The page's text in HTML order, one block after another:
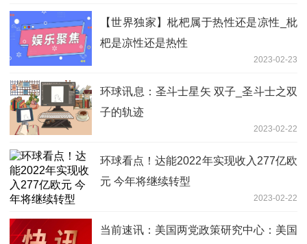
【世界独家】枇杷属于热性还是凉性_枇
杷是凉性还是热性
2023-02-23
环球讯息：圣斗士星矢 双子_圣斗士之双
子的轨迹
2023-02-22
环球看点！达能2022年实现收入277亿欧
元 今年将继续转型
2023-02-22
当前速讯：美国两党政策研究中心：美国